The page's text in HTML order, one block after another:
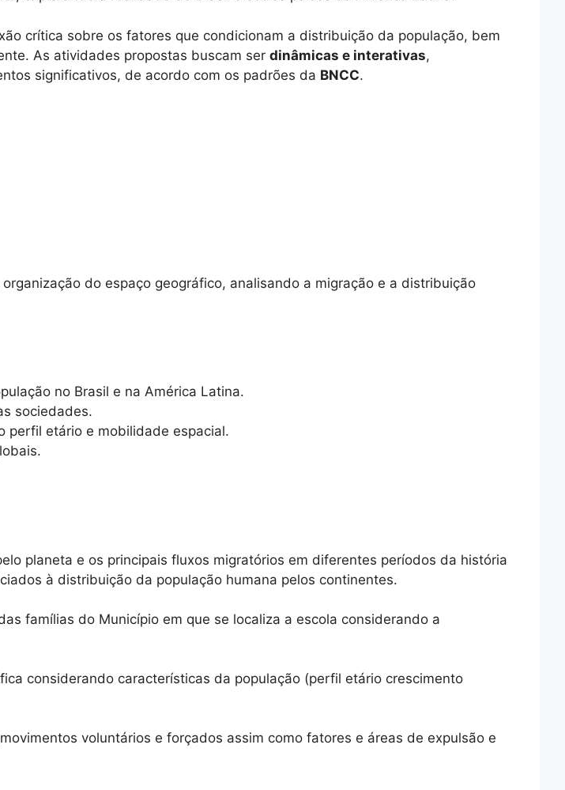
crítica sobre os fatores que condicionam a distribuição da população, bem
As atividades propostas buscam ser dinâmicas e interativas,
significativos, de acordo com os padrões da BNCC.
do espaço geográfico, analisando a migração e a distribuição
no Brasil e na América Latina.
sociedades.
perfil etário e mobilidade espacial.
planeta e os principais fluxos migratórios em diferentes períodos da história
à distribuição da população humana pelos continentes.
famílias do Município em que se localiza a escola considerando a
considerando características da população (perfil etário crescimento
voluntários e forçados assim como fatores e áreas de expulsão e